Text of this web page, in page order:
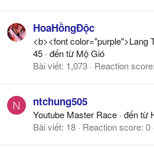
HoaHồngĐộc
<b><font color="purple">Lang
45 · đến từ Mộ Gió
Bài viết 1,073 Reaction score
N ntchung505
Youtube Master Race · đến từ
Bài viết 18 Reaction score 0